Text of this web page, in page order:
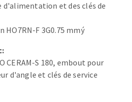
d'alimentation et des clés de
F 3G0.75 mmý
CERAM-S 180, embout pour
d'angle et clés de service